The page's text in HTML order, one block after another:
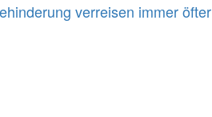
verreisen immer öfter